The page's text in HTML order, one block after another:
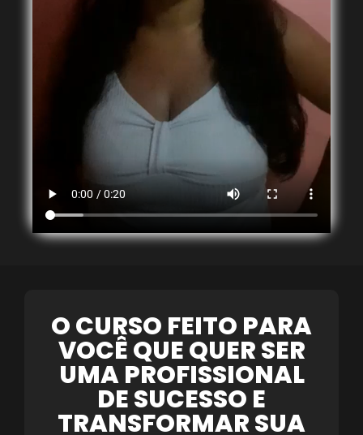
O CURSO FEITO PARA
VOCÊ QUE QUER SER
UMA PROFISSIONAL
DE SUCESSO E
TRANSFORMAR SUA